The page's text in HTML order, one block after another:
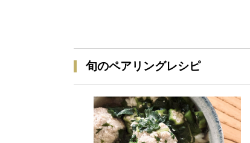
旬のペアリングレシピ